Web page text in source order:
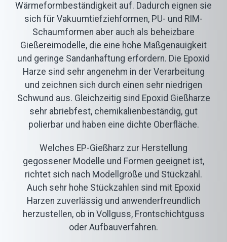
Wärmeformbeständigkeit auf. Dadurch eignen sie
sich für Vakuumtiefziehformen, PU- und RIM-
Schaumformen aber auch als beheizbare
Gießereimodelle, die eine hohe Maßgenauigkeit
und geringe Sandanhaftung erfordern. Die Epoxid
Harze sind sehr angenehm in der Verarbeitung
und zeichnen sich durch einen sehr niedrigen
Schwund aus. Gleichzeitig sind Epoxid Gießharze
sehr abriebfest, chemikalienbeständig, gut
polierbar und haben eine dichte Oberfläche.
Welches EP-Gießharz zur Herstellung
gegossener Modelle und Formen geeignet ist,
richtet sich nach Modellgröße und Stückzahl.
Auch sehr hohe Stückzahlen sind mit Epoxid
Harzen zuverlässig und anwenderfreundlich
herzustellen, ob in Vollguss, Frontschichtguss
oder Aufbauverfahren.